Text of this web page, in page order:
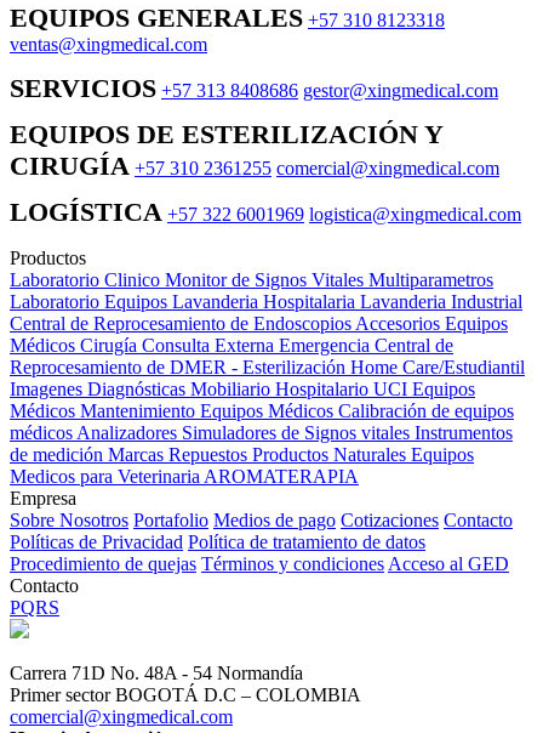
EQUIPOS GENERALES +57 310 8123318
ventas@xingmedical.com
SERVICIOS +57 313 8408686 gestor@xingmedical.com
EQUIPOS DE ESTERILIZACIÓN Y
CIRUGÍA +57 310 2361255 comercial@xingmedical.com
LOGÍSTICA +57 322 6001969 logistica@xingmedical.com
Productos
Laboratorio Clinico Monitor de Signos Vitales Multiparametros
Laboratorio Equipos Lavanderia Hospitalaria Lavanderia Industrial
Central de Reprocesamiento de Endoscopios Accesorios Equipos
Médicos Cirugía Consulta Externa Emergencia Central de
Reprocesamiento de DMER - Esterilización Home Care/Estudiantil
Imagenes Diagnósticas Mobiliario Hospitalario UCI Equipos
Médicos Mantenimiento Equipos Médicos Calibración de equipos
médicos Analizadores Simuladores de Signos vitales Instrumentos
de medición Marcas Repuestos Productos Naturales Equipos
Medicos para Veterinaria AROMATERAPIA
Empresa
Sobre Nosotros Portafolio Medios de pago Cotizaciones Contacto
Políticas de Privacidad Política de tratamiento de datos
Procedimiento de quejas Términos y condiciones Acceso al GED
Contacto
PQRS
Carrera 71D No. 48A - 54 Normandía
Primer sector BOGOTÁ D.C – COLOMBIA
comercial@xingmedical.com